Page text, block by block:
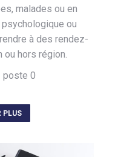
malades ou en
ou
à des rendez-
hors région.
poste 0
PLUS